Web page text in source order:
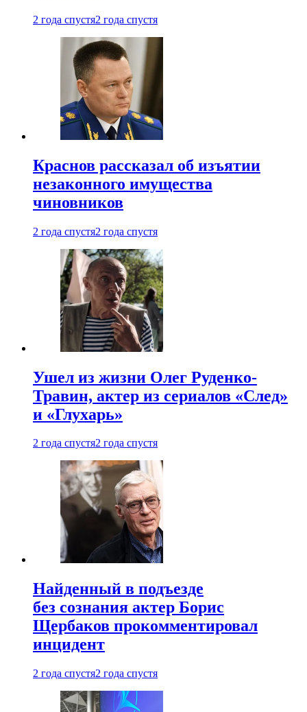
2 года спустя2 года спустя
Краснов рассказал об изъятии
незаконного имущества
чиновников
2 года спустя2 года спустя
Ушел из жизни Олег Руденко-
Травин, актер из сериалов «След»
и «Глухарь»
2 года спустя2 года спустя
Найденный в подъезде
без сознания актер Борис
Щербаков прокомментировал
инцидент
2 года спустя2 года спустя